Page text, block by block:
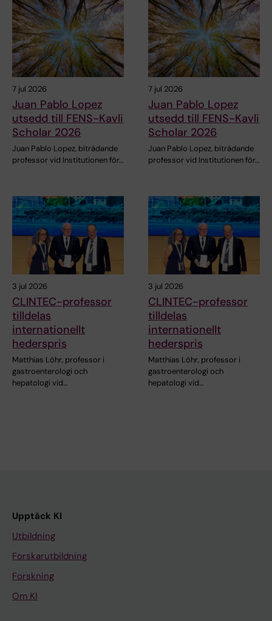
7 jul 2026
Juan Pablo Lopez
utsedd till FENS-Kavli
Scholar 2026
Juan Pablo Lopez, biträdande
professor vid Institutionen för…
7 jul 2026
Juan Pablo Lopez
utsedd till FENS-Kavli
Scholar 2026
Juan Pablo Lopez, biträdande
professor vid Institutionen för…
3 jul 2026
CLINTEC-professor
tilldelas
internationellt
hederspris
Matthias Löhr, professor i
gastroenterologi och
hepatologi vid…
3 jul 2026
CLINTEC-professor
tilldelas
internationellt
hederspris
Matthias Löhr, professor i
gastroenterologi och
hepatologi vid…
Upptäck KI
Utbildning
Forskarutbildning
Forskning
Om KI